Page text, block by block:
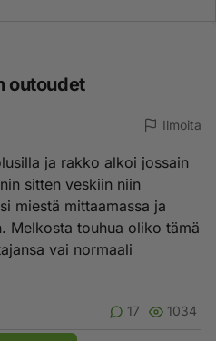
outoudet
Ilmoita
ja rakko alkoi jossain
sitten veskiin niin
miestä mittaamassa ja
Melkosta touhua oliko tämä
vai normaali
17 1034